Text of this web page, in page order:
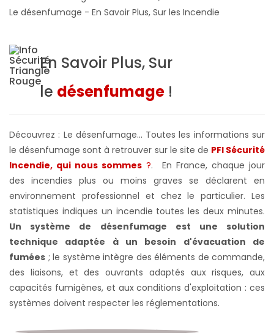
Le désenfumage - En Savoir Plus, Sur les Incendie
En Savoir Plus, Sur
le désenfumage !
Découvrez : Le désenfumage... Toutes les informations sur
le désenfumage sont à retrouver sur le site de PFI Sécurité
Incendie, qui nous sommes ?. En France, chaque jour
des incendies plus ou moins graves se déclarent en
environnement professionnel et chez le particulier. Les
statistiques indiques un incendie toutes les deux minutes.
Un système de désenfumage est une solution
technique adaptée à un besoin d'évacuation de
fumées ; le système intègre des éléments de commande,
des liaisons, et des ouvrants adaptés aux risques, aux
capacités fumigènes, et aux conditions d'exploitation : ces
systèmes doivent respecter les réglementations.